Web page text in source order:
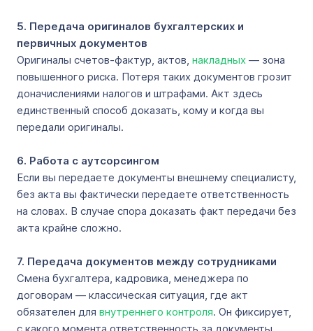
5. Передача оригиналов бухгалтерских и
первичных документов
Оригиналы счетов-фактур, актов, накладных — зона
повышенного риска. Потеря таких документов грозит
доначислениями налогов и штрафами. Акт здесь
единственный способ доказать, кому и когда вы
передали оригиналы.
6. Работа с аутсорсингом
Если вы передаете документы внешнему специалисту,
без акта вы фактически передаете ответственность
на словах. В случае спора доказать факт передачи без
акта крайне сложно.
7. Передача документов между сотрудниками
Смена бухгалтера, кадровика, менеджера по
договорам — классическая ситуация, где акт
обязателен для внутреннего контроля. Он фиксирует,